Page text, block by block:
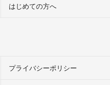
はじめての方へ
プライバシーポリシー